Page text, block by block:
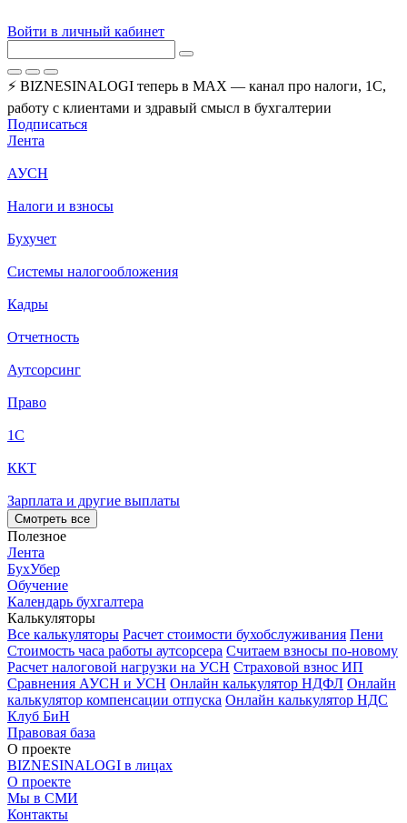
Войти в личный кабинет
⚡ BIZNESINALOGI теперь в MAX — канал про налоги, 1С,
работу с клиентами и здравый смысл в бухгалтерии
Подписаться
Лента
АУСН
Налоги и взносы
Бухучет
Системы налогообложения
Кадры
Отчетность
Аутсорсинг
Право
1С
ККТ
Зарплата и другие выплаты
Смотреть все
Полезное
Лента
БухУбер
Обучение
Календарь бухгалтера
Калькуляторы
Все калькуляторы Расчет стоимости бухобслуживания Пени
Стоимость часа работы аутсорсера Считаем взносы по-новому
Расчет налоговой нагрузки на УСН Страховой взнос ИП
Сравнения АУСН и УСН Онлайн калькулятор НДФЛ Онлайн
калькулятор компенсации отпуска Онлайн калькулятор НДС
Клуб БиН
Правовая база
О проекте
BIZNESINALOGI в лицах
О проекте
Мы в СМИ
Контакты